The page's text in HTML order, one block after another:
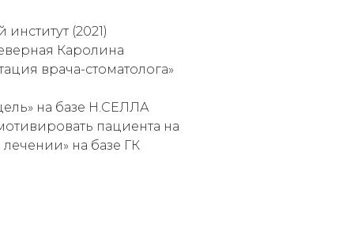
(2021)
Каролина
врача-стоматолога»
на базе Н.СЕЛЛА
пациента на
на базе ГК